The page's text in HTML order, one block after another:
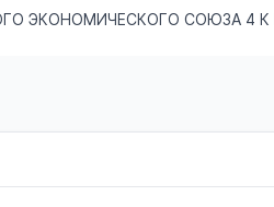
ЭКОНОМИЧЕСКОГО СОЮЗА 4 К